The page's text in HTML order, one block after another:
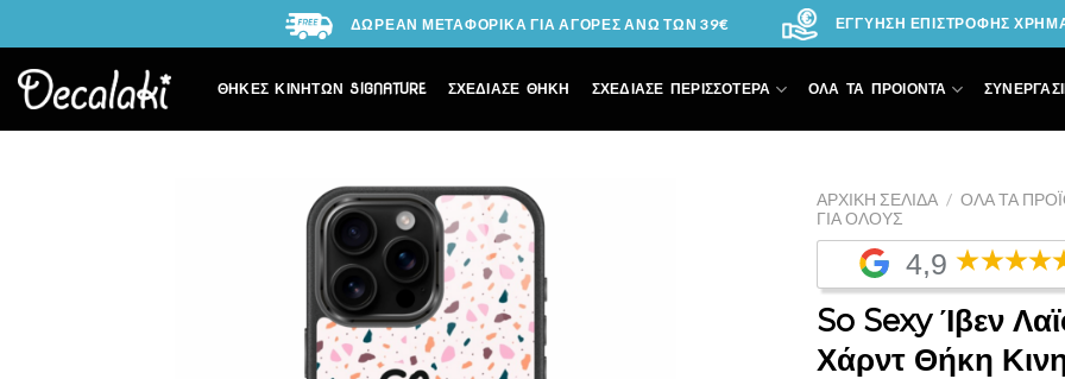
to
content
ΔΩΡΕΑΝ ΜΕΤΑΦΟΡΙΚΑ ΓΙΑ ΑΓΟΡΕΣ ΑΝΩ ΤΩΝ 39€ ΕΓΓΥΗΣΗ ΕΠΙΣΤΡΟΦΗΣ
ΘΗΚΕΣ ΚΙΝΗΤΩΝ SIGNATURE ΣΧΕΔΙΑΣΕ ΘΗΚΗ ΣΧΕΔΙΑΣΕ ΠΕΡΙΣΣΟΤΕΡΑ ΟΛΑ ΤΑ ΠΡΟΙΟΝΤΑ
ΑΡΧΙΚΉ ΣΕΛΊΔΑ / ΌΛΑ ΤΑ
ΓΙΑ ΌΛΟΥΣ
4,9
So Sexy Ίβεν
Χάρντ Θήκη